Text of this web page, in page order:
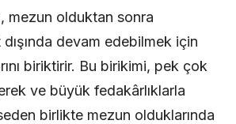
mezun olduktan sonra
devam edebilmek için
biriktirir. Bu birikimi, pek çok
ve büyük fedakârlıklarla
birlikte mezun olduklarında